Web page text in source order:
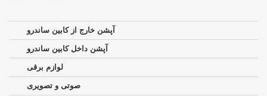
آپشن خارج از کابین ساندرو
آپشن داخل کابین ساندرو
لوازم برقی
صوتی و تصویری